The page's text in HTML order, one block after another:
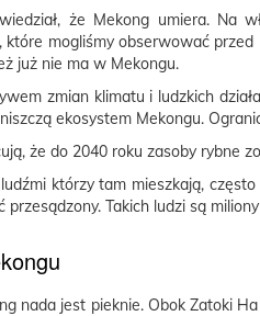
że Mekong umiera.
które mogliśmy obserwować
już nie ma w Mekongu.
zmian klimatu i ludzkich
ekosystem Mekongu.
że do 2040 roku zasoby rybne
którzy tam mieszkają,
przesądzony. Takich ludzi są
nada jest pieknie. Obok Zatoki